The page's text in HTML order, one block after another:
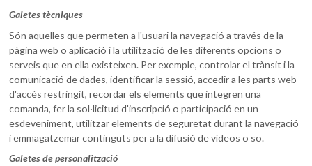
Galetes tècniques
Són aquelles que permeten a l'usuari la navegació a través de la
pàgina web o aplicació i la utilització de les diferents opcions o
serveis que en ella existeixen. Per exemple, controlar el trànsit i la
comunicació de dades, identificar la sessió, accedir a les parts web
d'accés restringit, recordar els elements que integren una
comanda, fer la sol·licitud d'inscripció o participació en un
esdeveniment, utilitzar elements de seguretat durant la navegació
i emmagatzemar continguts per a la difusió de vídeos o so.
Galetes de personalització